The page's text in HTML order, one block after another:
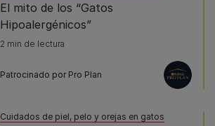
El mito de los “Gatos
Hipoalergénicos”
2 min de lectura
Patrocinado por Pro Plan
Cuidados de piel, pelo y orejas en gatos